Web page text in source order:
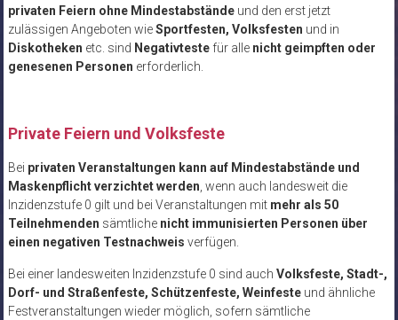
privaten Feiern ohne Mindestabständeund den erst jetzt
zulässigen Angeboten wieSportfesten, Volksfesten und in
Diskotheken etc. sind Negativteste für alle nicht geimpften oder
genesenen Personen erforderlich.
Private Feiern und Volksfeste
Bei privaten Veranstaltungen kann auf Mindestabstände und
Maskenpflicht verzichtet werden , wenn auch landesweit die
Inzidenzstufe 0 gilt und bei Veranstaltungen mit mehr als 50
Teilnehmenden sämtliche nicht immunisierten Personen über
einen negativen Testnachweis verfügen.
Bei einer landesweiten Inzidenzstufe 0 sind auch Volksfeste, Stadt-,
Dorf- und Straßenfeste, Schützenfeste, Weinfesteund ähnliche
Festveranstaltungen wieder möglich, sofern sämtliche